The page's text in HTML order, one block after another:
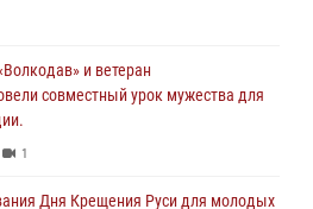
и ветеран
совместный урок мужества для
1
Дня Крещения Руси для молодых